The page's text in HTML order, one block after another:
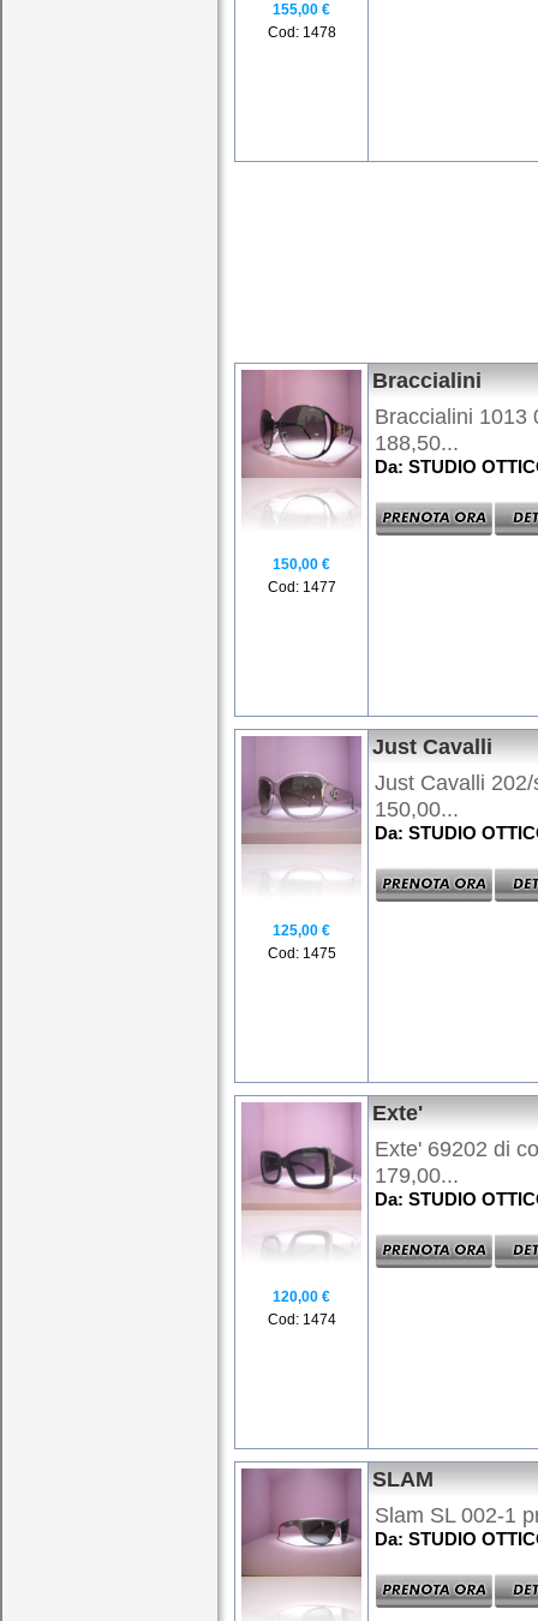
155,00 €
Cod: 1478
150,00 €
Cod: 1477
Braccialini
Braccialini 1013
188,50...
Da: STUDIO
125,00 €
Cod: 1475
Just Cavalli
Just Cavalli
150,00...
Da: STUDIO
120,00 €
Cod: 1474
Exte'
Exte' 69202 di
179,00...
Da: STUDIO
SLAM
Slam SL 002-1
Da: STUDIO